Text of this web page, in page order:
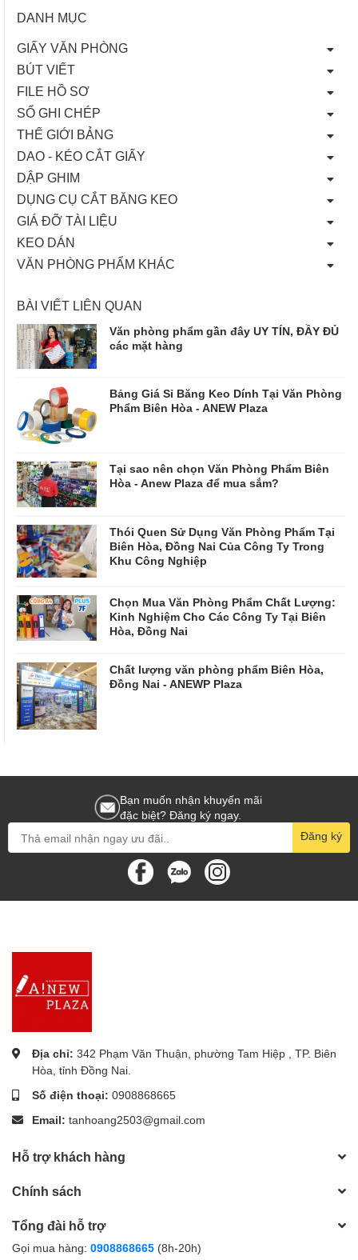
DANH MỤC
GIẤY VĂN PHÒNG
BÚT VIẾT
FILE HỒ SƠ
SỔ GHI CHÉP
THẾ GIỚI BẢNG
DAO - KÉO CẮT GIẤY
DẬP GHIM
DỤNG CỤ CẮT BĂNG KEO
GIÁ ĐỠ TÀI LIỆU
KEO DÁN
VĂN PHÒNG PHẨM KHÁC
BÀI VIẾT LIÊN QUAN
Văn phòng phẩm gần đây UY TÍN, ĐẦY ĐỦ
các mặt hàng
Bảng Giá Sỉ Băng Keo Dính Tại Văn Phòng
Phẩm Biên Hòa - ANEW Plaza
Tại sao nên chọn Văn Phòng Phẩm Biên
Hòa - Anew Plaza để mua sắm?
Thói Quen Sử Dụng Văn Phòng Phẩm Tại
Biên Hòa, Đồng Nai Của Công Ty Trong
Khu Công Nghiệp
Chọn Mua Văn Phòng Phẩm Chất Lượng:
Kinh Nghiệm Cho Các Công Ty Tại Biên
Hòa, Đồng Nai
Chất lượng văn phòng phẩm Biên Hòa,
Đồng Nai - ANEWP Plaza
Bạn muốn nhận khuyến mãi
đặc biệt? Đăng ký ngay.
Đăng ký
Địa chỉ: 342 Phạm Văn Thuận, phường Tam Hiệp , TP. Biên
Hòa, tỉnh Đồng Nai.
Số điện thoại: 0908868665
Email: tanhoang2503@gmail.com
Hỗ trợ khách hàng
Chính sách
Tổng đài hỗ trợ
Gọi mua hàng: 0908868665 (8h-20h)